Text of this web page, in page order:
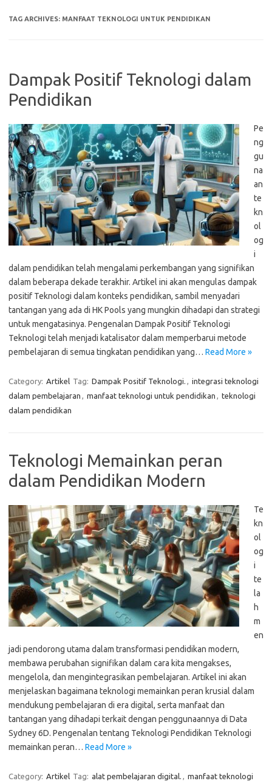
TAG ARCHIVES: MANFAAT TEKNOLOGI UNTUK PENDIDIKAN
Dampak Positif Teknologi dalam
Pendidikan
Pe
ng
gu
na
an
te
kn
ol
og
i
dalam pendidikan telah mengalami perkembangan yang signifikan
dalam beberapa dekade terakhir. Artikel ini akan mengulas dampak
positif Teknologi dalam konteks pendidikan, sambil menyadari
tantangan yang ada di HK Pools yang mungkin dihadapi dan strategi
untuk mengatasinya. Pengenalan Dampak Positif Teknologi
Teknologi telah menjadi katalisator dalam memperbarui metode
pembelajaran di semua tingkatan pendidikan yang… Read More »
Category: Artikel Tag: Dampak Positif Teknologi. , integrasi teknologi
dalam pembelajaran , manfaat teknologi untuk pendidikan , teknologi
dalam pendidikan
Teknologi Memainkan peran
dalam Pendidikan Modern
Te
kn
ol
og
i
te
la
h
m
en
jadi pendorong utama dalam transformasi pendidikan modern,
membawa perubahan signifikan dalam cara kita mengakses,
mengelola, dan mengintegrasikan pembelajaran. Artikel ini akan
menjelaskan bagaimana teknologi memainkan peran krusial dalam
mendukung pembelajaran di era digital, serta manfaat dan
tantangan yang dihadapi terkait dengan penggunaannya di Data
Sydney 6D. Pengenalan tentang Teknologi Pendidikan Teknologi
memainkan peran… Read More »
Category: Artikel Tag: alat pembelajaran digital. , manfaat teknologi